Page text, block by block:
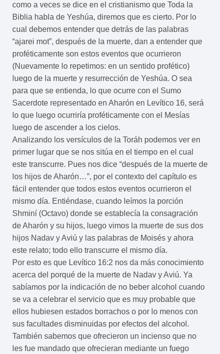
como a veces se dice en el cristianismo que Toda la
Biblia habla de Yeshúa, diremos que es cierto. Por lo
cual debemos entender que detrás de las palabras
“ajarei mot”, después de la muerte, dan a entender que
proféticamente son estos eventos que ocurrieron
(Nuevamente lo repetimos: en un sentido profético)
luego de la muerte y resurrección de Yeshúa. O sea
para que se entienda, lo que ocurre con el Sumo
Sacerdote representado en Aharón en Levítico 16, será
lo que luego ocurriría proféticamente con el Mesías
luego de ascender a los cielos.
Analizando los versículos de la Toráh podemos ver en
primer lugar que se nos sitúa en el tiempo en el cual
este transcurre. Pues nos dice “después de la muerte de
los hijos de Aharón…”, por el contexto del capítulo es
fácil entender que todos estos eventos ocurrieron el
mismo día. Entiéndase, cuando leímos la porción
Shminí (Octavo) donde se establecía la consagración
de Aharón y su hijos, luego vimos la muerte de sus dos
hijos Nadav y Aviú y las palabras de Moisés y ahora
este relato; todo ello transcurre el mismo día.
Por esto es que Levítico 16:2 nos da más conocimiento
acerca del porqué de la muerte de Nadav y Aviú. Ya
sabíamos por la indicación de no beber alcohol cuando
se va a celebrar el servicio que es muy probable que
ellos hubiesen estados borrachos o por lo menos con
sus facultades disminuidas por efectos del alcohol.
También sabemos que ofrecieron un incienso que no
les fue mandado que ofrecieran mediante un fuego